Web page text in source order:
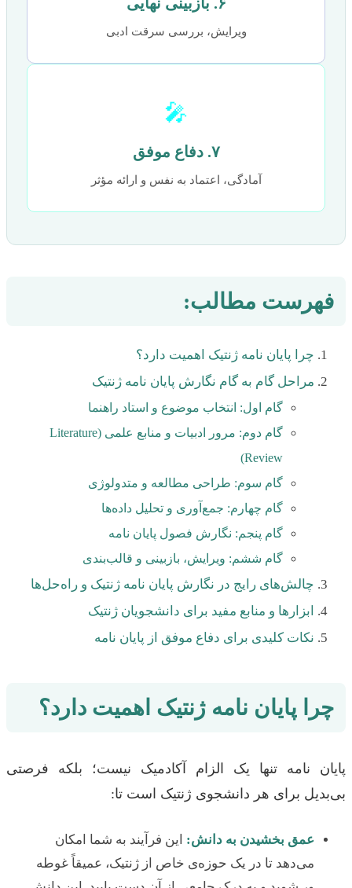
ویرایش، بررسی سرقت ادبی
🎤
۷. دفاع موفق
آمادگی، اعتماد به نفس و ارائه مؤثر
فهرست مطالب:
چرا پایان نامه ژنتیک اهمیت دارد؟
مراحل گام به گام نگارش پایان نامه ژنتیک
گام اول: انتخاب موضوع و استاد راهنما
گام دوم: مرور ادبیات و منابع علمی (Literature
Review)
گام سوم: طراحی مطالعه و متدولوژی
گام چهارم: جمع‌آوری و تحلیل داده‌ها
گام پنجم: نگارش فصول پایان نامه
گام ششم: ویرایش، بازبینی و قالب‌بندی
چالش‌های رایج در نگارش پایان نامه ژنتیک و راه‌حل‌ها
ابزارها و منابع مفید برای دانشجویان ژنتیک
نکات کلیدی برای دفاع موفق از پایان نامه
چرا پایان نامه ژنتیک اهمیت دارد؟
پایان نامه تنها یک الزام آکادمیک نیست؛ بلکه فرصتی
بی‌بدیل برای هر دانشجوی ژنتیک است تا:
عمق بخشیدن به دانش: این فرآیند به شما امکان
می‌دهد تا در یک حوزه‌ی خاص از ژنتیک، عمیقاً غوطه